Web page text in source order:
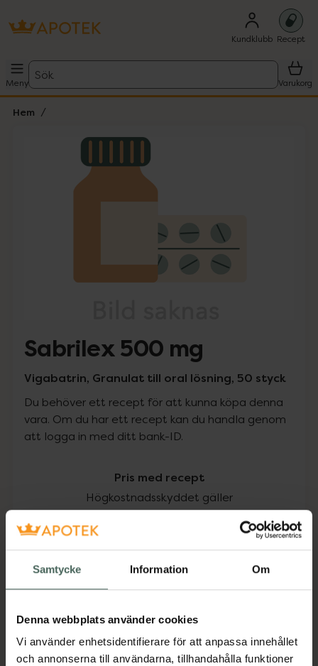
Samtycke Information Om
Denna webbplats använder cookies
Vi använder enhetsidentifierare för att anpassa innehållet
och annonserna till användarna, tillhandahålla funktioner
Kundklubb Recept
Meny
Sök
Varukorg
Hem
Lista: . Innehåller 1 objekt.
Sabrilex 500 mg
Vigabatrin, Granulat till oral lösning, 50 styck
Du behöver ett recept för att kunna köpa denna
vara. Om du har ett recept kan du handla genom
att logga in med ditt bank-ID.
Pris med recept
Högkostnadsskyddet gäller
392,97 kr
I apotek: 392,97 kr
Aktuella erbjudanden